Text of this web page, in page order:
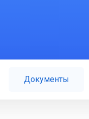
Документы